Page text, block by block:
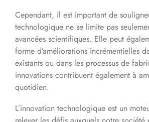
Cependant, il est important de
technologique ne se limite pas
avancées scientifiques. Elle peut
forme d’améliorations incrémentielles
existants ou dans les processus de
innovations contribuent également à
quotidien.
L’innovation technologique est un